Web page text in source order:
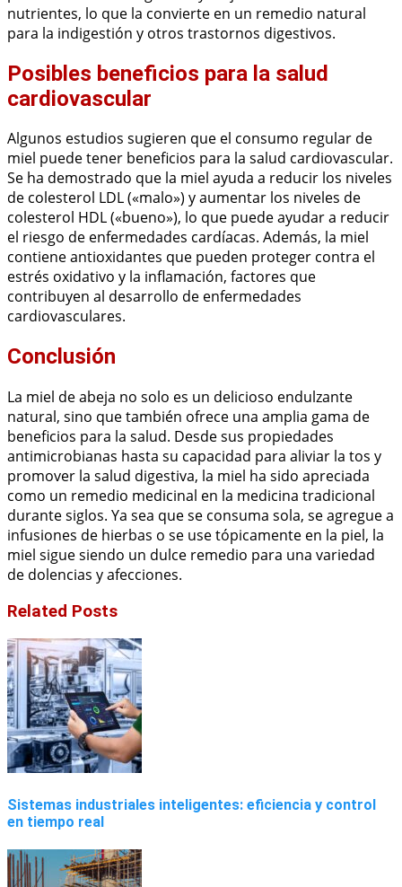
nutrientes, lo que la convierte en un remedio natural
para la indigestión y otros trastornos digestivos.
Posibles beneficios para la salud
cardiovascular
Algunos estudios sugieren que el consumo regular de
miel puede tener beneficios para la salud cardiovascular.
Se ha demostrado que la miel ayuda a reducir los niveles
de colesterol LDL («malo») y aumentar los niveles de
colesterol HDL («bueno»), lo que puede ayudar a reducir
el riesgo de enfermedades cardíacas. Además, la miel
contiene antioxidantes que pueden proteger contra el
estrés oxidativo y la inflamación, factores que
contribuyen al desarrollo de enfermedades
cardiovasculares.
Conclusión
La miel de abeja no solo es un delicioso endulzante
natural, sino que también ofrece una amplia gama de
beneficios para la salud. Desde sus propiedades
antimicrobianas hasta su capacidad para aliviar la tos y
promover la salud digestiva, la miel ha sido apreciada
como un remedio medicinal en la medicina tradicional
durante siglos. Ya sea que se consuma sola, se agregue a
infusiones de hierbas o se use tópicamente en la piel, la
miel sigue siendo un dulce remedio para una variedad
de dolencias y afecciones.
Related Posts
Sistemas industriales inteligentes: eficiencia y control
en tiempo real